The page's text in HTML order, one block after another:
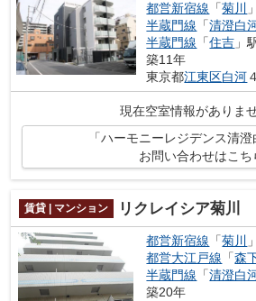
都営新宿線 「菊川
半蔵門線 「清澄白
半蔵門線 「住吉 」
築11年
東京都江東区白河
現在空室情報がありませ
「ハーモニーレジデンス清
お問い合わせはこち
賃貸 | マンション リクレイシア菊川
都営新宿線 「菊川
都営大江戸線 「森
半蔵門線 「清澄白
築20年